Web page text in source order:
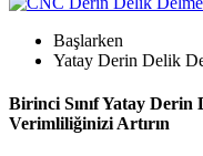
Başlarken
Yatay Derin Delik
Birinci Sınıf Yatay Derin
Verimliliğinizi Artırın